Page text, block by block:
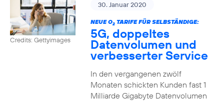
Credits: Gettyimages
30. Januar 2020
NEUE O2TARIFE FÜR SELBSTÄNDIGE:
5G, doppeltes
Datenvolumen und
verbesserter Service
In den vergangenen zwölf
Monaten schickten Kunden fast 1
Milliarde Gigabyte Datenvolumen